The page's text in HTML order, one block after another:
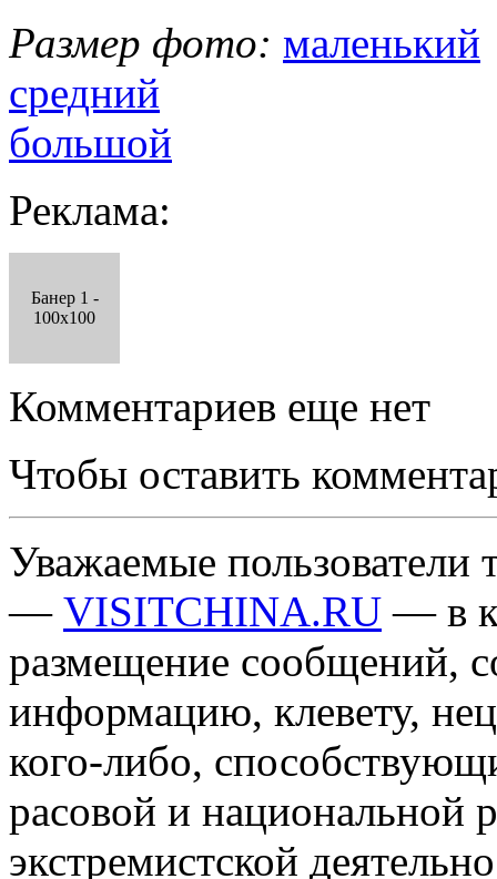
Размер фото: маленький
средний
большой
Реклама:
Банер 1 -
100x100
Комментариев еще нет
Чтобы оставить
Уважаемые пользователи
— VISITCHINA.RU — в
размещение сообщений,
информацию, клевету,
кого-либо,
расовой и национальной
экстремистской